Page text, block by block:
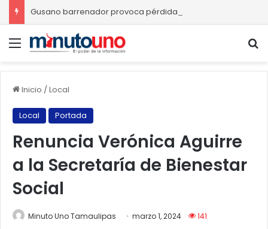
Menú
Inicio /Local
Local Portada
Renuncia Verónica Aguirre
a la Secretaría de Bienestar
Social
Minuto Uno Tamaulipas marzo 1, 2024
141